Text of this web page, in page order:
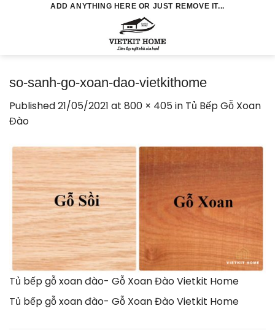
ADD ANYTHING HERE OR JUST REMOVE IT...
so-sanh-go-xoan-dao-vietkithome
Published21/05/2021 at 800 × 405in Tủ Bếp Gỗ Xoan
Đào
Tủ bếp gỗ xoan đào- Gỗ Xoan Đào Vietkit Home
Tủ bếp gỗ xoan đào- Gỗ Xoan Đào Vietkit Home